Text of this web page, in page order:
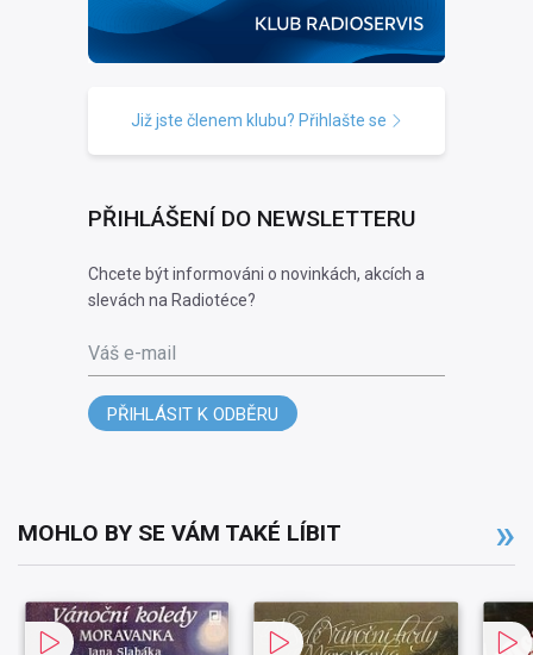
Již jste členem klubu? Přihlašte se
PŘIHLÁŠENÍ DO NEWSLETTERU
Chcete být informováni o novinkách, akcích a
slevách na Radiotéce?
Váš e-mail
PŘIHLÁSIT K ODBĚRU
MOHLO BY SE VÁM TAKÉ LÍBIT